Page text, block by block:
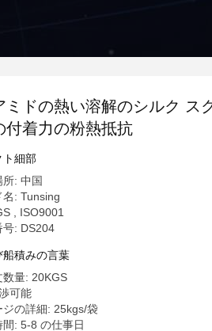
ミドの熱い溶解のシルク ス
付着力の粉熱抵抗
ト細部
所: 中国
名: Tunsing
, ISO9001
号: DS204
船積みの言葉
数量: 20KGS
可能
ジの詳細: 25kgs/袋
間: 5-8 の仕事日